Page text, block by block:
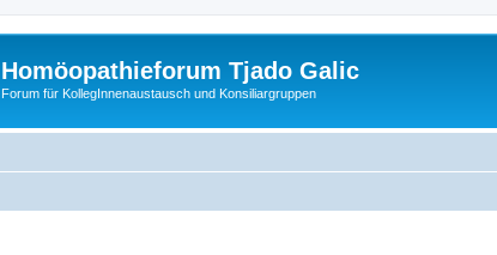
Homöopathieforum Tjado Galic
Forum für KollegInnenaustausch und Konsiliargruppen